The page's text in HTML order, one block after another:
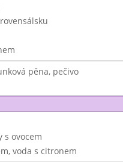
pěna, pečivo
s ovocem
voda s citronem